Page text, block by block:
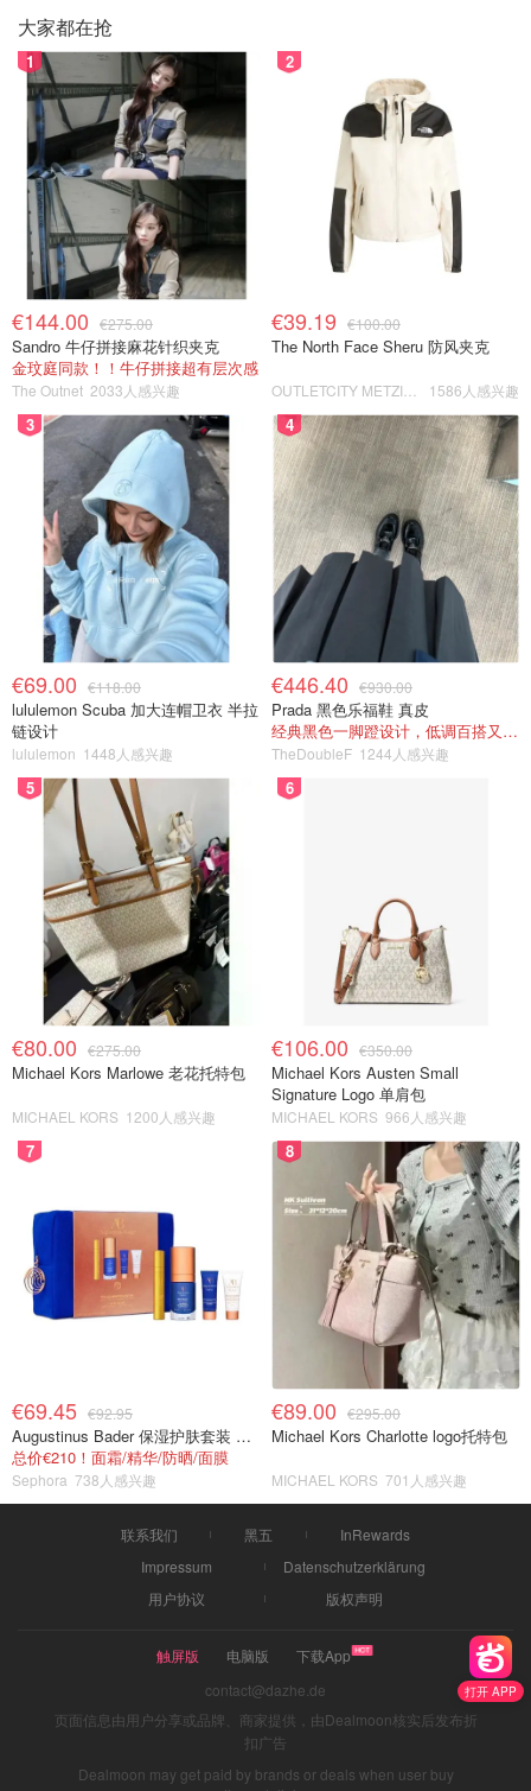
打开 APP
大家都在抢
1
€144.00 €275.00
Sandro 牛仔拼接麻花针织夹克
金玟庭同款！！牛仔拼接超有层次感
The Outnet 2033人感兴趣
2
€39.19 €100.00
The North Face Sheru 防风夹克
1586人感兴趣
3
€69.00 €118.00
lululemon Scuba 加大连帽卫衣 半拉
链设计
lululemon 1448人感兴趣
4
€446.40 €930.00
Prada 黑色乐福鞋 真皮
经典黑色一脚蹬设计，低调百搭又高级
TheDoubleF 1244人感兴趣
5
€80.00 €275.00
Michael Kors Marlowe 老花托特包
MICHAEL KORS 1200人感兴趣
6
€106.00 €350.00
Michael Kors Austen Small
Signature Logo 单肩包
MICHAEL KORS 966人感兴趣
7
€69.45 €92.95
Augustinus Bader 保湿护肤套装 TFC8®
总价€210！面霜/精华/防晒/面膜
Sephora 738人感兴趣
8
€89.00 €295.00
Michael Kors Charlotte logo托特包
MICHAEL KORS 701人感兴趣
联系我们 黑五
InRewards
Impressum
Datenschutzerklärung
用户协议
版权声明
触屏版 电脑版
下载App
contact@dazhe.de
页面信息由用户分享或品牌、商家提供，由Dealmoon核实后发布折
扣广告
Dealmoon may get paid by brands or deals when user buy